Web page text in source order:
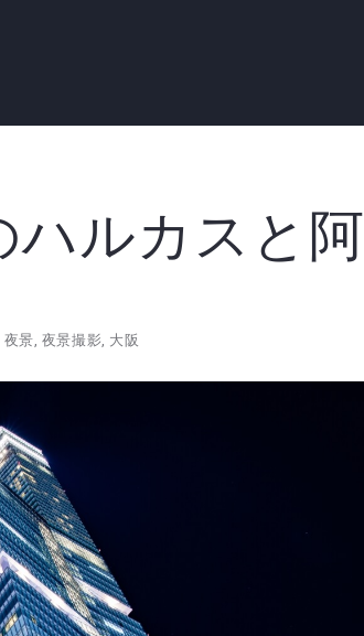
ルカスと阿
夜景, 夜景撮影, 大阪